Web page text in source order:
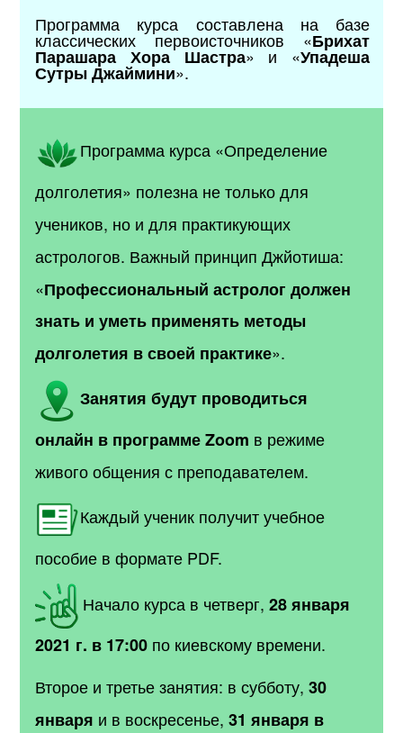
Программа курса составлена на базе
классических первоисточников «Брихат
Парашара Хора Шастра» и «Упадеша
Сутры Джаймини».
Программа курса «Определение
долголетия» полезна не только для
учеников, но и для практикующих
астрологов. Важный принцип Джйотиша:
«Профессиональный астролог должен
знать и уметь применять методы
долголетия в своей практике».
Занятия будут проводиться
онлайн в программе Zoom в режиме
живого общения с преподавателем.
Каждый ученик получит учебное
пособие в формате PDF.
Начало курса в четверг,28 января
2021 г. в 17:00 по киевскому времени.
Второе и третье занятия: в субботу,30
января и в воскресенье,31 января в